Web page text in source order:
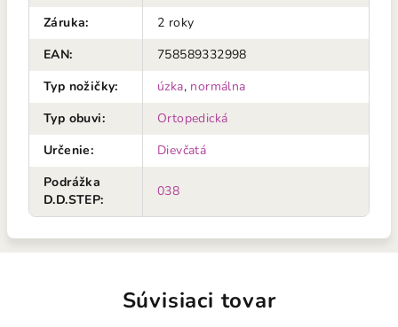
Záruka:
2 roky
EAN:
758589332998
Typ nožičky: úzka, normálna
Typ obuvi:
Ortopedická
Určenie:
Dievčatá
Podrážka
D.D.STEP:
038
Súvisiaci tovar